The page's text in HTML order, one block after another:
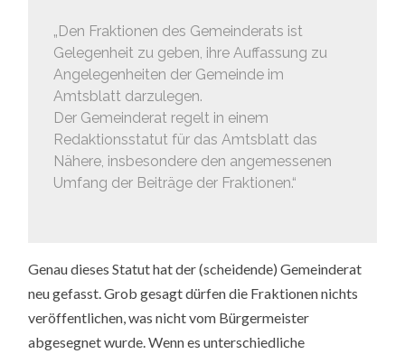
„Den Fraktionen des Gemeinderats ist
Gelegenheit zu geben, ihre Auffassung zu
Angelegenheiten der Gemeinde im
Amtsblatt darzulegen.
Der Gemeinderat regelt in einem
Redaktionsstatut für das Amtsblatt das
Nähere, insbesondere den angemessenen
Umfang der Beiträge der Fraktionen.“
Genau dieses Statut hat der (scheidende) Gemeinderat
neu gefasst. Grob gesagt dürfen die Fraktionen nichts
veröffentlichen, was nicht vom Bürgermeister
abgesegnet wurde. Wenn es unterschiedliche